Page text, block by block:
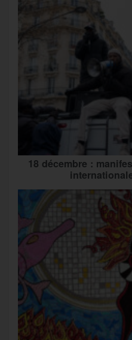
18 décembre :